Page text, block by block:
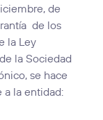
de
de los
la Ley
la Sociedad
se hace
a la entidad: